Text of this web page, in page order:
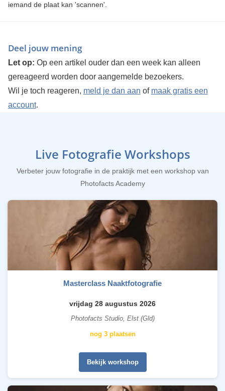
iemand de plaat kan 'scannen'.
Deel jouw mening
Let op: Op een artikel ouder dan een week kan alleen
gereageerd worden door aangemelde bezoekers.
Wil je toch reageren, meld je dan aan of maak gratis een
account.
Live Fotografie Workshops
Verbeter jouw fotografie in de praktijk met een workshop van
Photofacts Academy
Masterclass Naaktfotografie
vrijdag 28 augustus 2026
Photofacts Studio, Elst (Gld)
nog 3 plaatsen
Bekijk workshop